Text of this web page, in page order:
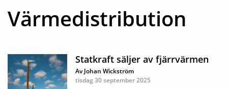
Värmedistribution
Statkraft säljer av fjärrvärmen
Av Johan Wickström
tisdag 30 september 2025